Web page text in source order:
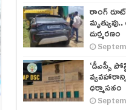
రాంగ్
దుర్మరణం
‘డీఎస్సీ
ధర్మాసనం